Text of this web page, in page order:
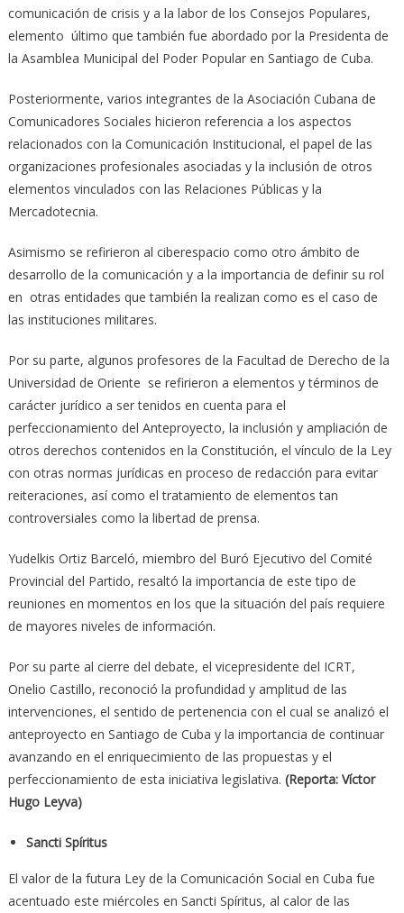
comunicación de crisis y a la labor de los Consejos Populares,
elemento último que también fue abordado por la Presidenta de
la Asamblea Municipal del Poder Popular en Santiago de Cuba.
Posteriormente, varios integrantes de la Asociación Cubana de
Comunicadores Sociales hicieron referencia a los aspectos
relacionados con la Comunicación Institucional, el papel de las
organizaciones profesionales asociadas y la inclusión de otros
elementos vinculados con las Relaciones Públicas y la
Mercadotecnia.
Asimismo se refirieron al ciberespacio como otro ámbito de
desarrollo de la comunicación y a la importancia de definir su rol
en otras entidades que también la realizan como es el caso de
las instituciones militares.
Por su parte, algunos profesores de la Facultad de Derecho de la
Universidad de Oriente se refirieron a elementos y términos de
carácter jurídico a ser tenidos en cuenta para el
perfeccionamiento del Anteproyecto, la inclusión y ampliación de
otros derechos contenidos en la Constitución, el vínculo de la Ley
con otras normas jurídicas en proceso de redacción para evitar
reiteraciones, así como el tratamiento de elementos tan
controversiales como la libertad de prensa.
Yudelkis Ortiz Barceló, miembro del Buró Ejecutivo del Comité
Provincial del Partido, resaltó la importancia de este tipo de
reuniones en momentos en los que la situación del país requiere
de mayores niveles de información.
Por su parte al cierre del debate, el vicepresidente del ICRT,
Onelio Castillo, reconoció la profundidad y amplitud de las
intervenciones, el sentido de pertenencia con el cual se analizó el
anteproyecto en Santiago de Cuba y la importancia de continuar
avanzando en el enriquecimiento de las propuestas y el
perfeccionamiento de esta iniciativa legislativa. (Reporta: Víctor
Hugo Leyva)
Sancti Spíritus
El valor de la futura Ley de la Comunicación Social en Cuba fue
acentuado este miércoles en Sancti Spíritus, al calor de las